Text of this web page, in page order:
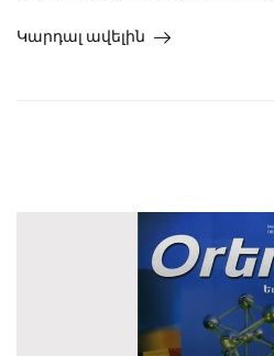
Կարդալ ավելին